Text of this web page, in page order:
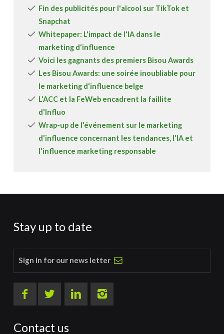
Fin des publicités pour l'alcool sur TikTok et
Snapchat
Whitepaper: L'impact de l'IA dans le
marketing d'influence
Voici les gagnants des premiers Bisou Awards
Les Bisou Awards: une soirée inoubliable pour
le marketing d'influence belge
L'ACC et la FeWeb encadrent la faillite
d'Influo
Wrap-up de l'événement sur le marketing
d'influence concernant les tendances, l'IA et
l'influence marketing responsable
Stay up to date
Sign in for our news letter
Contact us